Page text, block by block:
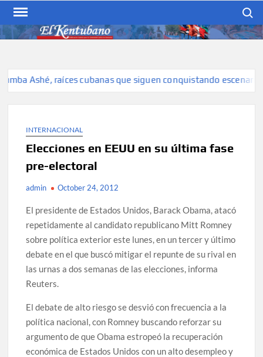
Skip
content
hispana de Kentucky
Ashé, raíces cubanas que siguen conquistando escenarios
INTERNACIONAL
Elecciones en EEUU en su última fase
pre-electoral
admin October 24, 2012
El presidente de Estados Unidos, Barack Obama, atacó
repetidamente al candidato republicano Mitt Romney
sobre política exterior este lunes, en un tercer y último
debate en el que buscó mitigar el repunte de su rival en
las urnas a dos semanas de las elecciones, informa
Reuters.
El debate de alto riesgo se desvió con frecuencia a la
política nacional, con Romney buscando reforzar su
argumento de que Obama estropeó la recuperación
económica de Estados Unidos con un alto desempleo y